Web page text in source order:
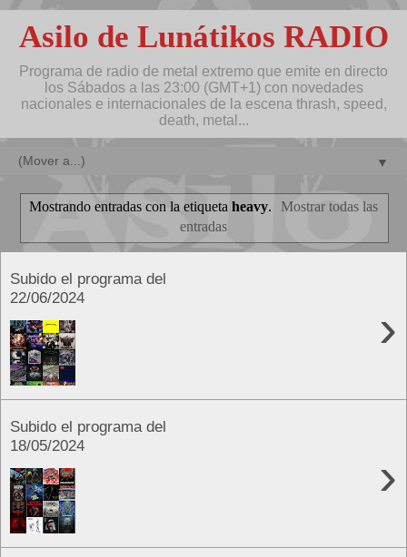
Asilo de Lunátikos RADIO
Programa de radio de metal extremo que emite en directo
los Sábados a las 23:00 (GMT+1) con novedades
nacionales e internacionales de la escena thrash, speed,
death, metal...
▼
Mostrando entradas con la etiqueta heavy.
Mostrar todas las
entradas
Subido el programa del
22/06/2024
›
Subido el programa del
18/05/2024
›